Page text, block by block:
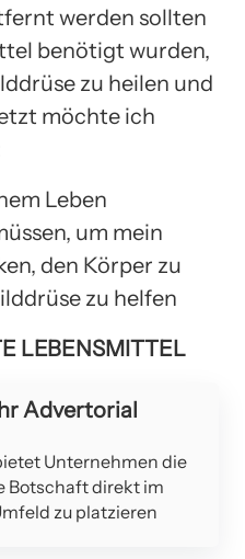
werden sollten
benötigt wurden,
zu heilen und
möchte ich
Leben
um mein
den Körper zu
zu helfen
LEBENSMITTEL
Advertorial
Unternehmen die
Botschaft direkt im
zu platzieren